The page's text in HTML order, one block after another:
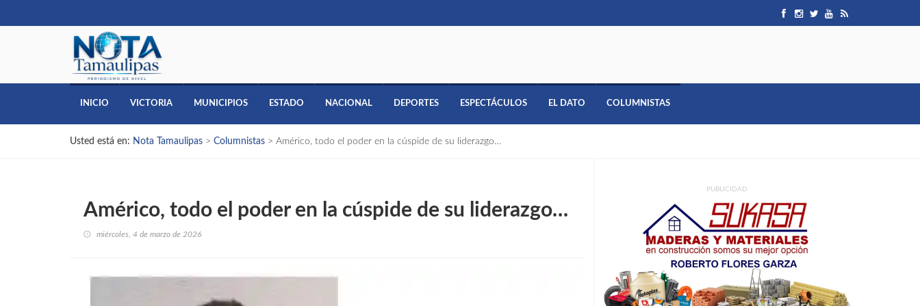
INICIO VICTORIA MUNICIPIOS ESTADO NACIONAL DEPORTES ESPECTÁCULOS EL DATO COLUMNISTAS
Usted está en: Nota Tamaulipas > Columnistas > Américo, todo el poder en la cúspide de su liderazgo…
Américo, todo el poder en la cúspide de su liderazgo…
miércoles, 4 de marzo de 2026
PUBLICIDAD